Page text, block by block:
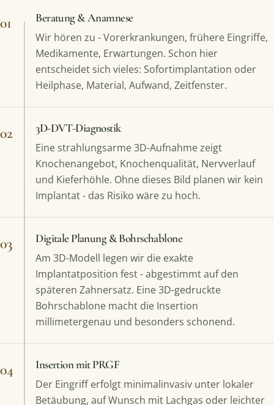
01 Beratung & Anamnese
Wir hören zu - Vorerkrankungen, frühere Eingriffe,
Medikamente, Erwartungen. Schon hier
entscheidet sich vieles: Sofortimplantation oder
Heilphase, Material, Aufwand, Zeitfenster.
02 3D-DVT-Diagnostik
Eine strahlungsarme 3D-Aufnahme zeigt
Knochenangebot, Knochenqualität, Nervverlauf
und Kieferhöhle. Ohne dieses Bild planen wir kein
Implantat - das Risiko wäre zu hoch.
03 Digitale Planung & Bohrschablone
Am 3D-Modell legen wir die exakte
Implantatposition fest - abgestimmt auf den
späteren Zahnersatz. Eine 3D-gedruckte
Bohrschablone macht die Insertion
millimetergenau und besonders schonend.
04 Insertion mit PRGF
Der Eingriff erfolgt minimalinvasiv unter lokaler
Betäubung, auf Wunsch mit Lachgas oder leichter